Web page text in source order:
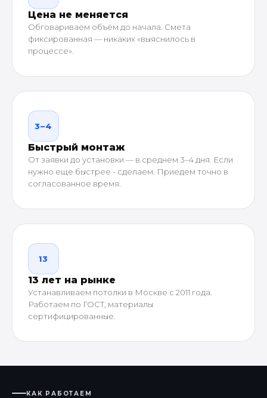
Цена не меняется
Обговариваем объём до начала. Смета
фиксированная — никаких «выяснилось в
процессе».
3–4
Быстрый монтаж
От заявки до установки — в среднем 3–4 дня. Если
нужно еще быстрее - сделаем. Приедем точно в
согласованное время.
13
13 лет на рынке
Устанавливаем потолки в Москве с 2011 года.
Работаем по ГОСТ, материалы
сертифицированные.
КАК РАБОТАЕМ